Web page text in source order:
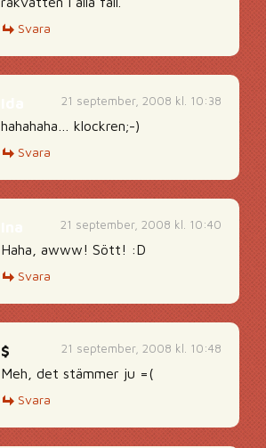
Svara
21 september, 2008 kl. 10:38
hahahaha… klockren;-)
Svara
21 september, 2008 kl. 10:40
Haha, awww! Sött! :D
Svara
21 september, 2008 kl. 10:48
$
Meh, det stämmer ju =(
Svara